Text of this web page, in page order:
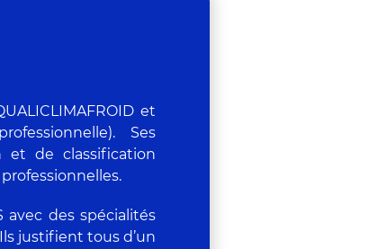
et
Ses
et de classification
avec des spécialités
justifient tous d’un